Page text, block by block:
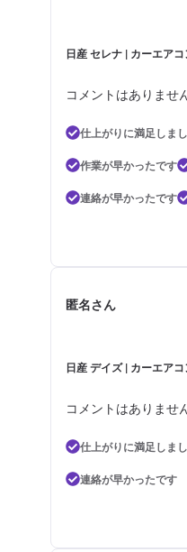
日産 セレナ | カーエア
コメントはありませ
仕上がりに満足しま
作業が早かったです
連絡が早かったです
匿名さん
日産 デイズ | カーエア
コメントはありませ
仕上がりに満足しま
連絡が早かったです